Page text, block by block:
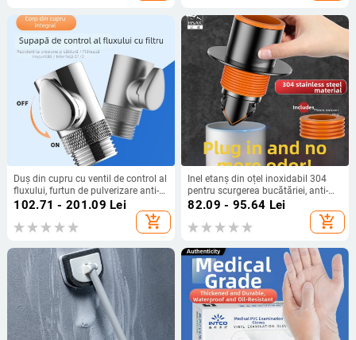
Duș din cupru cu ventil de control al
fluxului, furtun de pulverizare anti-
încâlcire, rezistent la presiune și la
temperatură, robinet de siguranță
cu buton de oprire a apei, integral
102.71 - 201.09 Lei
add_shopping_cart
Inel etanș din oțel inoxidabil 304
pentru scurgerea bucătăriei, anti-
miros, stil modern minimalist
82.09 - 95.64 Lei
add_shopping_cart